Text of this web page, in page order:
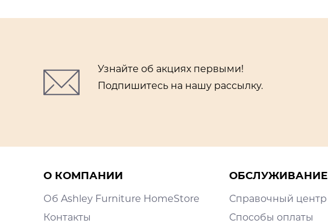
Узнайте об акциях первыми!
Подпишитесь на нашу рассылку.
О КОМПАНИИ
Об Ashley Furniture HomeStore
Контакты
ОБСЛУЖИВАНИЕ
Справочный центр
Способы оплаты